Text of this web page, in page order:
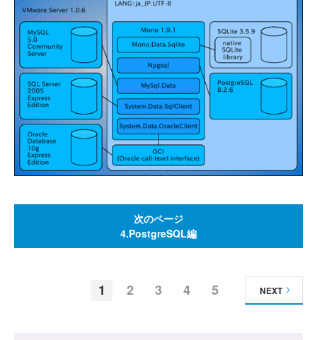
次のページ
4.PostgreSQL編
1 2 3 4 5 NEXT